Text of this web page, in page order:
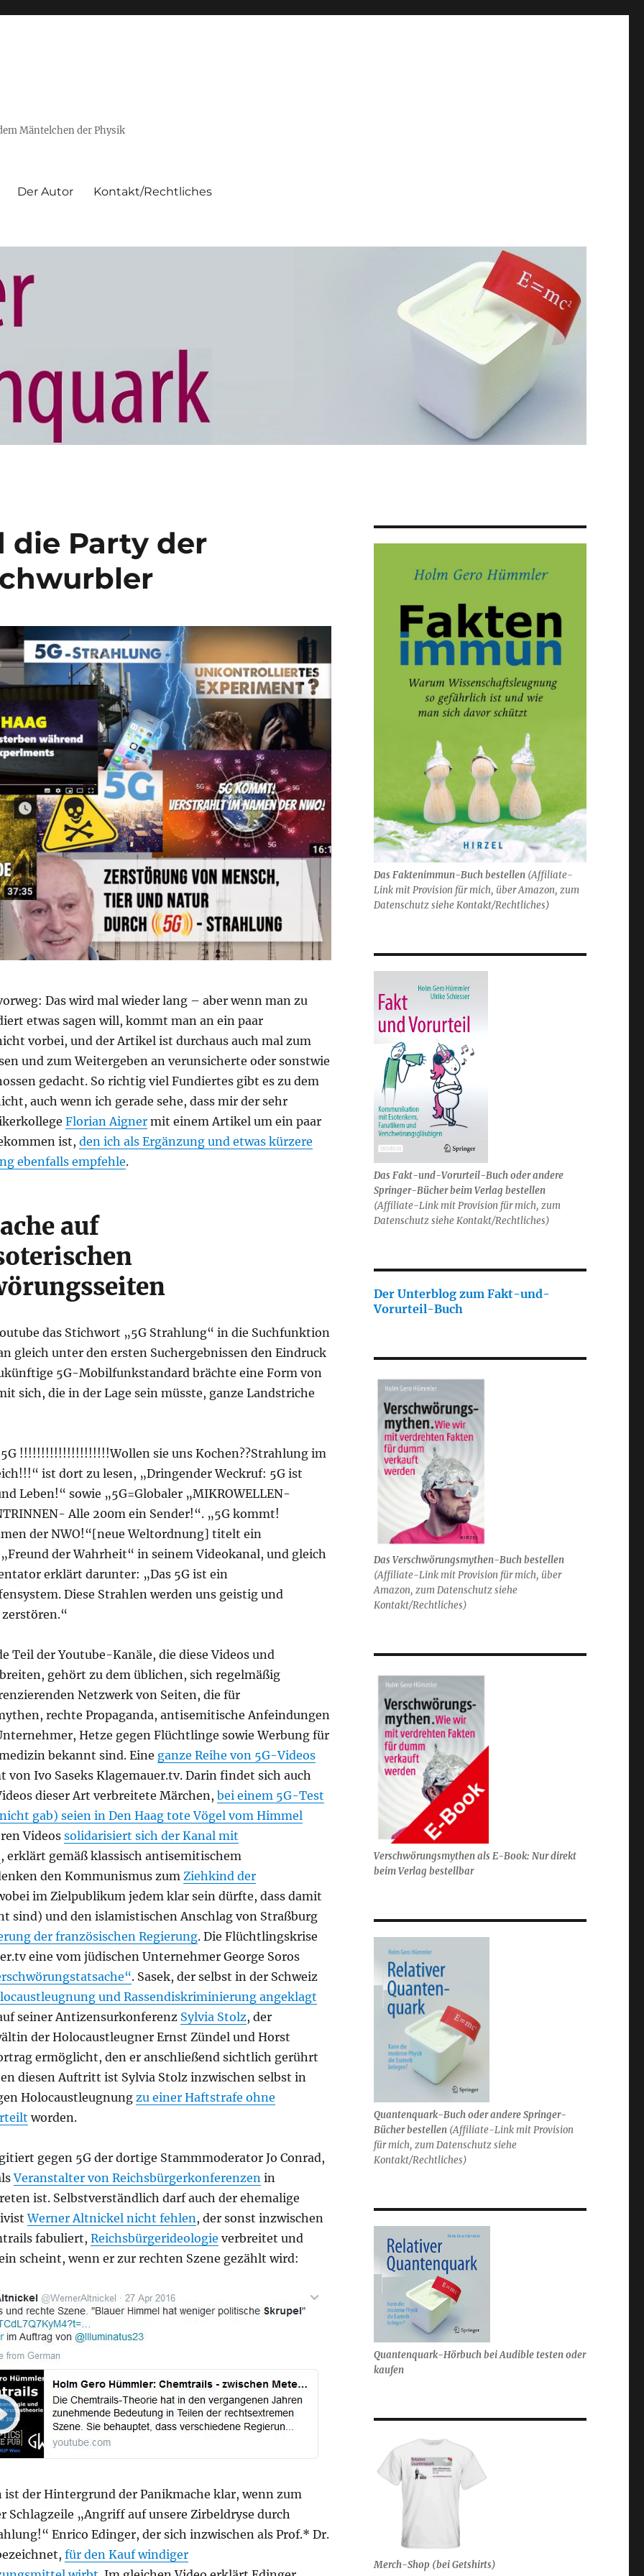
Mäntelchen der Physik
Der Autor Kontakt/Rechtliches
die Party der
Das wird mal wieder lang – aber wenn man zu
etwas sagen will, kommt man an ein paar
vorbei, und der Artikel ist durchaus auch mal zum
und zum Weitergeben an verunsicherte oder sonstwie
gedacht. So richtig viel Fundiertes gibt es zu dem
auch wenn ich gerade sehe, dass mir der sehr
Florian Aignermit einem Artikel um ein paar
ist, den ich als Ergänzung und etwas kürzere
ebenfalls empfehle.
auf
das Stichwort „5G Strahlung“ in die Suchfunktion
gleich unter den ersten Suchergebnissen den Eindruck
5G-Mobilfunkstandard brächte eine Form von
sich, die in der Lage sein müsste, ganze Landstriche
5G !!!!!!!!!!!!!!!!!!!!!Wollen sie uns Kochen??Strahlung im
ist dort zu lesen, „Dringender Weckruf: 5G ist
Leben!“ sowie „5G=Globaler „MIKROWELLEN-
Alle 200m ein Sender!“. „5G kommt!
der NWO!“[neue Weltordnung] titelt ein
der Wahrheit“ in seinem Videokanal, und gleich
erklärt darunter: „Das 5G ist ein
Diese Strahlen werden uns geistig und
Teil der Youtube-Kanäle, die diese Videos und
gehört zu dem üblichen, sich regelmäßig
Netzwerk von Seiten, die für
rechte Propaganda, antisemitische Anfeindungen
Hetze gegen Flüchtlinge sowie Werbung für
bekannt sind. Eine ganze Reihe von 5G-Videos
von Ivo Saseks Klagemauer.tv. Darin findet sich auch
dieser Art verbreitete Märchen, bei einem 5G-Test
gab) seien in Den Haag tote Vögel vom Himmel
Videos solidarisiert sich der Kanal mit
, erklärt gemäß klassisch antisemitischem
den Kommunismus zum Ziehkind der
im Zielpublikum jedem klar sein dürfte, dass damit
sind) und den islamistischen Anschlag von Straßburg
der französischen Regierung. Die Flüchtlingskrise
eine vom jüdischen Unternehmer George Soros
. Sasek, der selbst in der Schweiz
und Rassendiskriminierung angeklagt
seiner Antizensurkonferenz Sylvia Stolz, der
der Holocaustleugner Ernst Zündel und Horst
ermöglicht, den er anschließend sichtlich gerührt
diesen Auftritt ist Sylvia Stolz inzwischen selbst in
Holocaustleugnungzu einer Haftstrafe ohne
worden.
gegen 5G der dortige Stammmoderator Jo Conrad,
Veranstalter von Reichsbürgerkonferenzenin
ist. Selbstverständlich darf auch der ehemalige
Werner Altnickel nicht fehlen, der sonst inzwischen
fabuliert, Reichsbürgerideologie verbreitet und
scheint, wenn er zur rechten Szene gezählt wird:
ist der Hintergrund der Panikmache klar, wenn zum
Schlagzeile „Angriff auf unsere Zirbeldryse durch
Enrico Edinger, der sich inzwischen als Prof.* Dr.
für den Kauf windiger
Das Faktenimmun-Buch bestellen(Affiliate-
Link mit Provision für mich, über Amazon, zum
Datenschutz siehe Kontakt/Rechtliches)
Das Fakt-und-Vorurteil-Buch oder andere
Springer-Bücher beim Verlag bestellen
(Affiliate-Link mit Provision für mich, zum
Datenschutz siehe Kontakt/Rechtliches)
Der Unterblog zum Fakt-und-
Vorurteil-Buch
Das Verschwörungsmythen-Buch bestellen
(Affiliate-Link mit Provision für mich, über
Amazon, zum Datenschutz siehe
Kontakt/Rechtliches)
Verschwörungsmythen als E-Book: Nur direkt
beim Verlag bestellbar
Quantenquark-Buch oder andere Springer-
Bücher bestellen(Affiliate-Link mit Provision
für mich, zum Datenschutz siehe
Kontakt/Rechtliches)
Quantenquark-Hörbuch bei Audible testen oder
kaufen
Merch-Shop (bei Getshirts)